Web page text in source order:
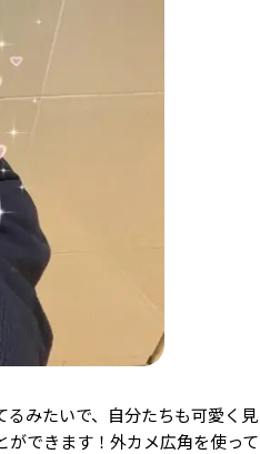
みたいで、自分たちも可愛く見
できます！外カメ広角を使って